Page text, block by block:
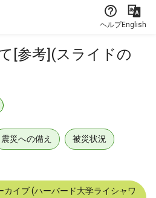
ヘルプEnglish
[参考](スライドの
震災への備え 被災状況
カイブ (ハーバード大学ライシャワ